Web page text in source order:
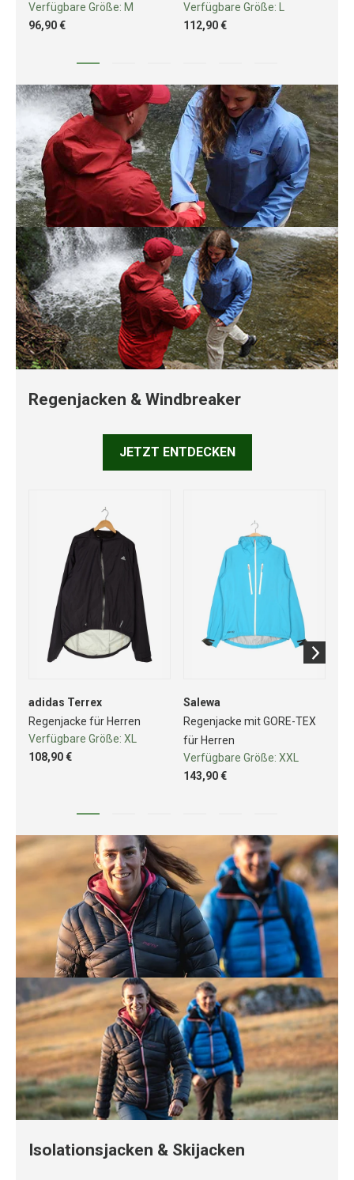
Verfügbare Größe: M
96,90 €
Verfügbare Größe: L
112,90 €
Regenjacken & Windbreaker
JETZT ENTDECKEN
adidas Terrex
Regenjacke für Herren
Verfügbare Größe: XL
108,90 €
Salewa
Regenjacke mit GORE-TEX
für Herren
Verfügbare Größe:XXL
143,90 €
Isolationsjacken & Skijacken